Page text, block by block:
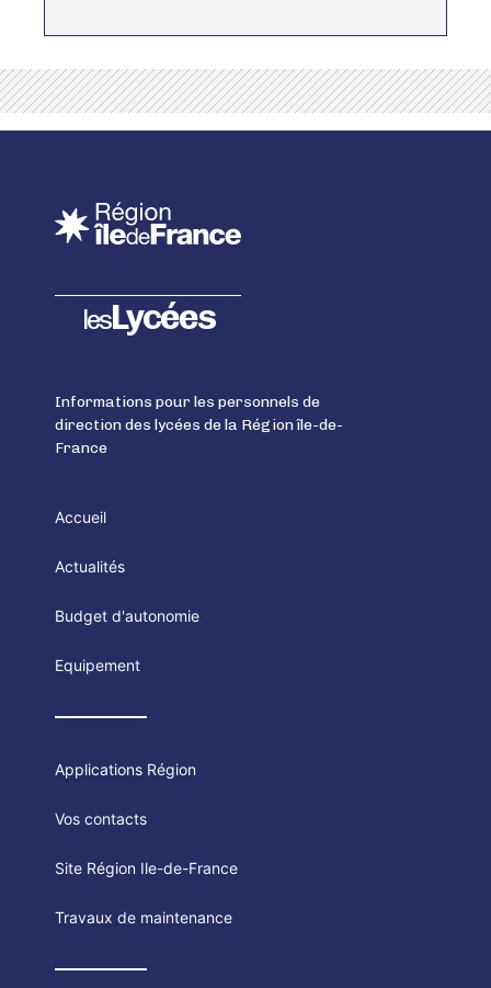
lesLycées
Informations pour les personnels de
direction des lycées de la Région île-de-
France
Accueil
Actualités
Budget d'autonomie
Equipement
Applications Région
Vos contacts
Site Région Ile-de-France
Travaux de maintenance